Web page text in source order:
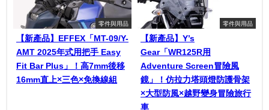
零件與用品
【新產品】EFFEX「MT-09/Y-
AMT 2025年式用把手 Easy
Fit Bar Plus」！高7mm後移
16mm直上×三色×免換線組
零件與用品
【新產品】Y’s
Gear「WR125R用
Adventure Screen冒險風
鏡」！仿拉力塔頭燈防護骨架
×大型防風×越野變身冒險旅行
車